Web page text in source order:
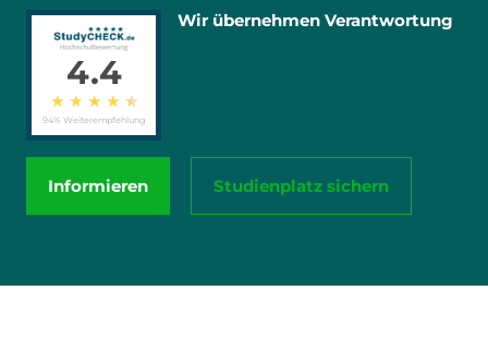
4.4
★ ★ ★ ★ ★
94% Weiterempfehlung
Wir übernehmen Verantwortung
Informieren Studienplatz sichern